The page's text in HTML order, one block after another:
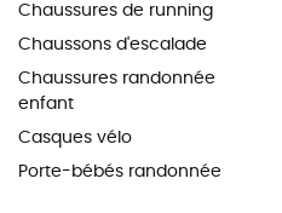
Chaussures de running
Chaussons d'escalade
Chaussures randonnée
enfant
Casques vélo
Porte-bébés randonnée